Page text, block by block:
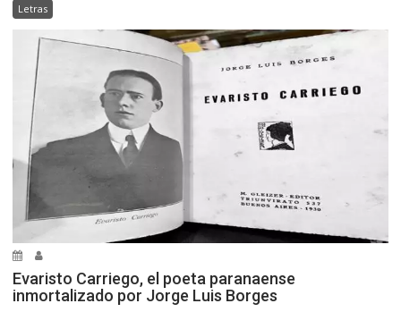
Letras
Evaristo Carriego, el poeta paranaense
inmortalizado por Jorge Luis Borges